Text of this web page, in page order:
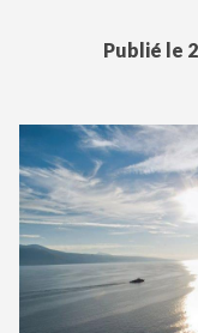
Publié le